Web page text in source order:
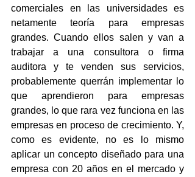
comerciales en las universidades es
netamente teoría para empresas
grandes. Cuando ellos salen y van a
trabajar a una consultora o firma
auditora y te venden sus servicios,
probablemente querrán implementar lo
que aprendieron para empresas
grandes, lo que rara vez funciona en las
empresas en proceso de crecimiento. Y,
como es evidente, no es lo mismo
aplicar un concepto diseñado para una
empresa con 20 años en el mercado y